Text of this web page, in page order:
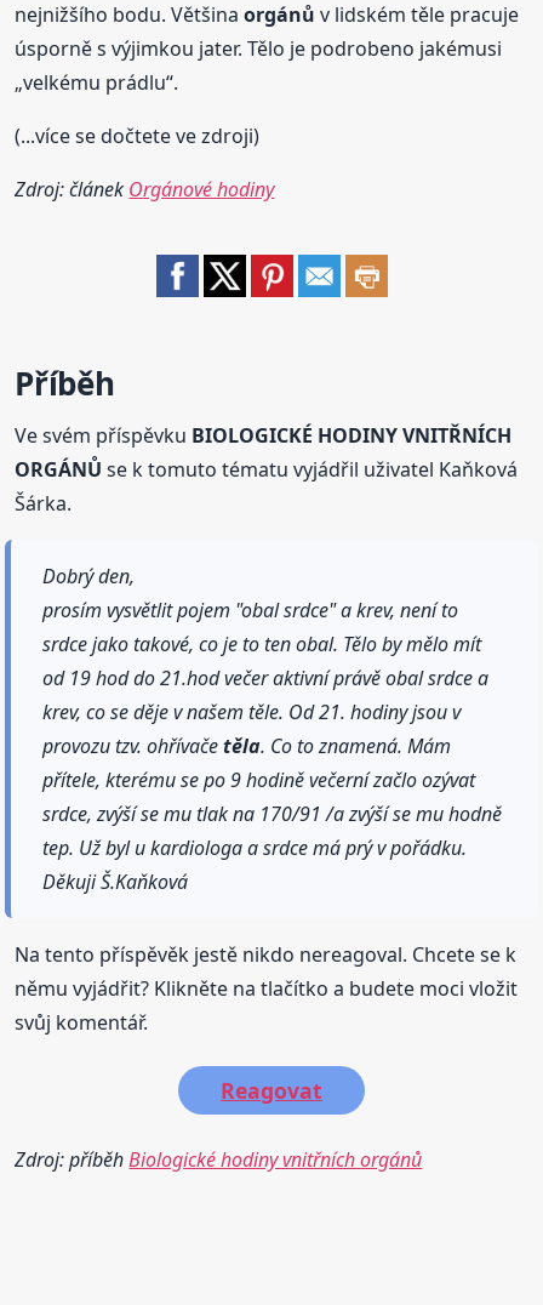
nejnižšího bodu. Většinaorgánů v lidském těle pracuje
úsporně s výjimkou jater. Tělo je podrobeno jakémusi
„velkému prádlu“.
(...více se dočtete ve zdroji)
Zdroj: článek Orgánové hodiny
Příběh
Ve svém příspěvku BIOLOGICKÉ HODINY VNITŘNÍCH
ORGÁNŮ se k tomuto tématu vyjádřil uživatel Kaňková
Šárka.
Dobrý den,
prosím vysvětlit pojem "obal srdce" a krev, není to
srdce jako takové, co je to ten obal. Tělo by mělo mít
od 19 hod do 21.hod večer aktivní právě obal srdce a
krev, co se děje v našem těle. Od 21. hodiny jsou v
provozu tzv. ohřívačetěla. Co to znamená. Mám
přítele, kterému se po 9 hodině večerní začlo ozývat
srdce, zvýší se mu tlak na 170/91 /a zvýší se mu hodně
tep. Už byl u kardiologa a srdce má prý v pořádku.
Děkuji Š.Kaňková
Na tento příspěvěk jestě nikdo nereagoval. Chcete se k
němu vyjádřit? Klikněte na tlačítko a budete moci vložit
svůj komentář.
Reagovat
Zdroj: příběhBiologické hodiny vnitřních orgánů